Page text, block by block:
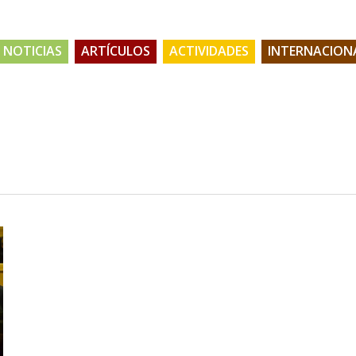
NOTICIAS ARTÍCULOS ACTIVIDADES